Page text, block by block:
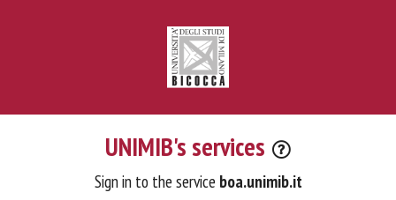
UNIMIB's services
Sign in to the service boa.unimib.it